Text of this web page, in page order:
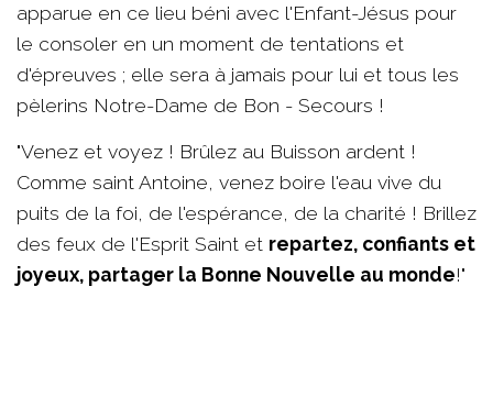
apparue en ce lieu béni avec l'Enfant-Jésus pour
le consoler en un moment de tentations et
d'épreuves ; elle sera à jamais pour lui et tous les
pèlerins Notre-Dame de Bon - Secours !
"Venez et voyez ! Brûlez au Buisson ardent !
Comme saint Antoine, venez boire l'eau vive du
puits de la foi, de l'espérance, de la charité ! Brillez
des feux de l'Esprit Saint et repartez, confiants et
joyeux, partager la Bonne Nouvelle au monde!"